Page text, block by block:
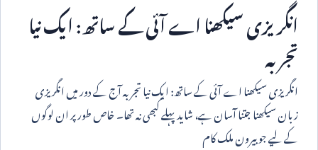
انگریزی سیکھنا اے آئی کے ساتھ: ایک نیا
تجربہ
انگریزی سیکھنا اے آئی کے ساتھ: ایک نیا تجربہ آج کے دور میں انگریزی
زبان سیکھنا جتنا آسان ہے، شاید پہلے کبھی نہ تھا۔ خاص طور پر ان لوگوں
کے لیے جو بیرون ملک کام